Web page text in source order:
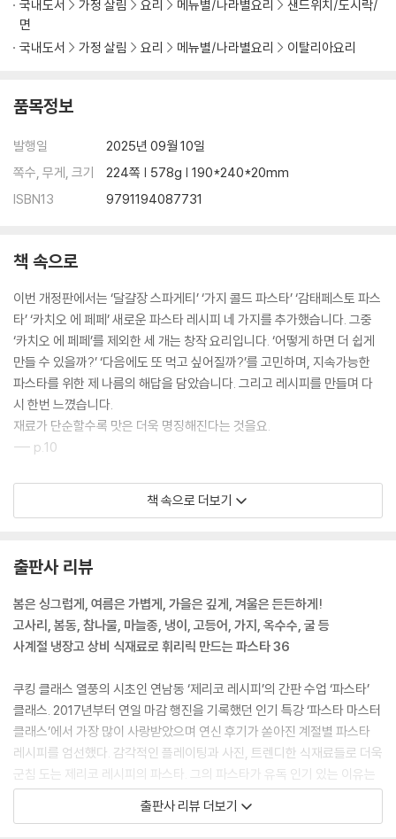
마라 치킨 링귀네
CHAPTER. 4
명란 스파게티
가리비 콘킬리에
아마트리치아나 부카티니
굴 매생이 스파게티
라구 탈리아텔레
치즈 감자 뇨키
국내도서 가정 살림 요리 메뉴별/나라별요리
샌드위치/도시락/
면
국내도서
가정 살림 요리 메뉴별/나라별요리 이탈리아요리
품목정보
발행일
2025년 09월 10일
쪽수, 무게, 크기
224쪽 | 578g | 190*240*20mm
ISBN13
9791194087731
책 속으로
이번 개정판에서는 ‘달걀장 스파게티’ ‘가지 콜드 파스타’ ‘감태페스토 파스
타’ ‘카치오 에 페페’ 새로운 파스타 레시피 네 가지를 추가했습니다. 그중
‘카치오 에 페페’를 제외한 세 개는 창작 요리입니다. ‘어떻게 하면 더 쉽게
만들 수 있을까?’ ‘다음에도 또 먹고 싶어질까?’를 고민하며, 지속가능한
파스타를 위한 제 나름의 해답을 담았습니다. 그리고 레시피를 만들며 다
시 한번 느꼈습니다.
재료가 단순할수록 맛은 더욱 명징해진다는 것을요.
--- p.10
이 책에는 16종의 파스타 면이 등장한다. 전부 마트나 온라인에서 쉽게 구
입할 수 있다. 아무리 종류가 다양해도 우리는 결국 익숙한 것을 습관적으
소스가 잘 묻어나는 구멍이 뚫린 파스타나 면이 넓은 파스타를 선택하고,
한여름에 꼬들꼬들하면서도 호로록 넘어가는 가벼운 식감이 필요할 때는
엔젤헤어나 스파게티니를, 샐러드 파스타를 만든다면 접시에 덜기 편한 숏
파스타를 시도해 보자.
파스타는 브랜드별로 미세하게 굵기가 다르기 때문에, ‘스파게티=7~8
분’이라는 공식은 머릿속에서 지워 버리자.
파스타 봉지 겉면에는 대부분 알 덴테(Al dante, 심이 살아 있는 정도의
익힘)와 완전히 익힌 정도의 시간이 별도로 표기되어 있다. 만약 완벽한 타
이밍으로 면을 삶는 것에 자신이 없다면, 이제 뒤에 나올 레시피에 빠짐없
이 들어가는 이 문장을 주문처럼 외워 보자.
“소금으로 간한 끓는 물에 파스타를 넣어 삶는다. 포장지에 적힌 시간보다
책 속으로 더보기
출판사 리뷰
봄은 싱그럽게, 여름은 가볍게, 가을은 깊게, 겨울은 든든하게!
고사리, 봄동, 참나물, 마늘종, 냉이, 고등어, 가지, 옥수수, 굴 등
사계절 냉장고 상비 식재료로 휘리릭 만드는 파스타 36
쿠킹 클래스 열풍의 시초인 연남동 ‘제리코 레시피’의 간판 수업 ‘파스타’
클래스. 2017년부터 연일 마감 행진을 기록했던 인기 특강 ‘파스타 마스터
클래스’에서 가장 많이 사랑받았으며 연신 후기가 쏟아진 계절별 파스타
레시피를 엄선했다. 감각적인 플레이팅과 사진, 트렌디한 식재료들로 더욱
군침 도는 제리코 레시피의 파스타. 그의 파스타가 유독 인기 있는 이유는
제철에 맞는 냉장고 속 친숙한 재료들을 편견 없이 파스타로 끌어들인다는
것이다. 계절마다 등장하는 친숙한 제철 나물이나 고등어, 가지, 옥수수,
출판사 리뷰 더보기